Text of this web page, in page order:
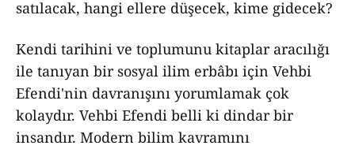
satılacak, hangi ellere düşecek, kime gidecek?
Kendi tarihini ve toplumunu kitaplar aracılığı
ile tanıyan bir sosyal ilim erbâbı için Vehbi
Efendi'nin davranışını yorumlamak çok
kolaydır. Vehbi Efendi belli ki dindar bir
insandır. Modern bilim kavramını